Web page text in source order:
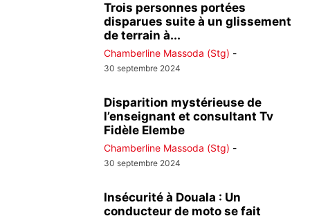
Trois personnes portées
disparues suite à un glissement
de terrain à...
Chamberline Massoda (Stg) -
30 septembre 2024
Disparition mystérieuse de
l’enseignant et consultant Tv
Fidèle Elembe
Chamberline Massoda (Stg) -
30 septembre 2024
Insécurité à Douala : Un
conducteur de moto se fait